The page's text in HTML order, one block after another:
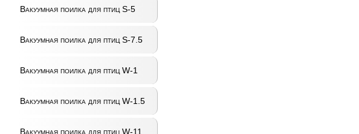
Вакуумная поилка для птиц S-5
Вакуумная поилка для птиц S-7.5
Вакуумная поилка для птиц W-1
Вакуумная поилка для птиц W-1.5
Вакуумная поилка для птиц W-11